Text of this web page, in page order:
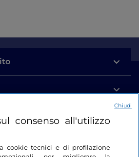
consenso all'utilizzo
cookie tecnici e di profilazione
Chiudi